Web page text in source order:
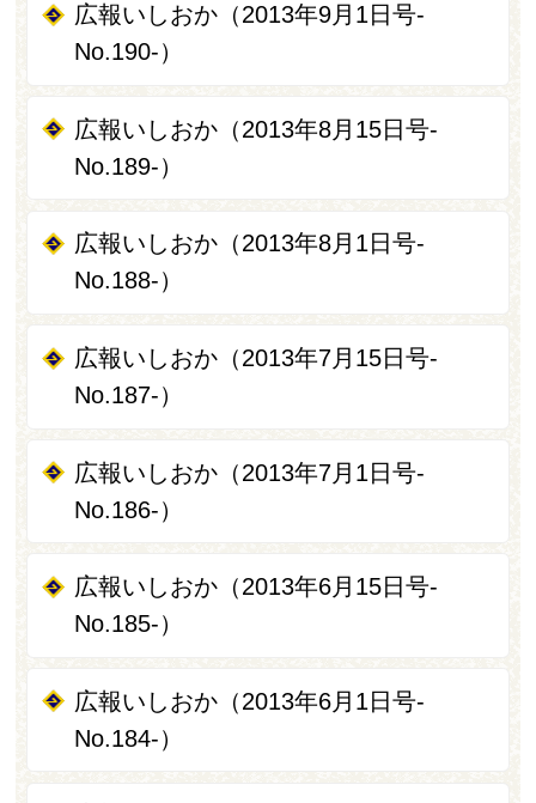
広報いしおか（2013年9月1日号-
No.190-）
広報いしおか（2013年8月15日号-
No.189-）
広報いしおか（2013年8月1日号-
No.188-）
広報いしおか（2013年7月15日号-
No.187-）
広報いしおか（2013年7月1日号-
No.186-）
広報いしおか（2013年6月15日号-
No.185-）
広報いしおか（2013年6月1日号-
No.184-）